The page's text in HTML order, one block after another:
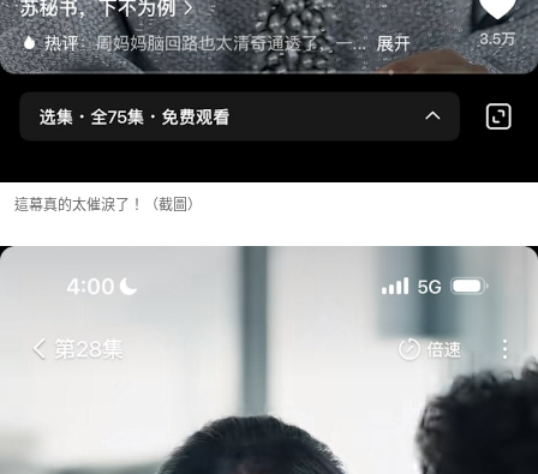
這幕真的太催淚了！（截圖）